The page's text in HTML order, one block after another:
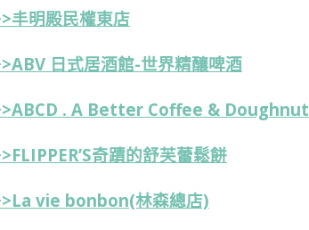
丰明殿民權東店
日式居酒館-世界精釀啤酒
. A Better Coffee & Doughnut
奇蹟的舒芙蕾鬆餅
vie bonbon(林森總店)